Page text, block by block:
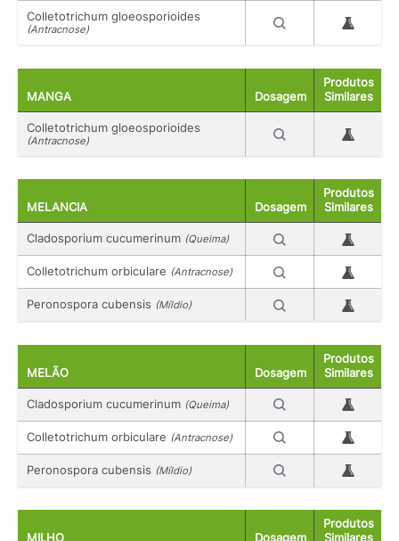
Colletotrichum gloeosporioides
(Antracnose)
MANGA Dosagem
Produtos
Similares
Colletotrichum gloeosporioides
(Antracnose)
MELANCIA Dosagem
Produtos
Similares
Cladosporium cucumerinum (Queima)
Colletotrichum orbiculare (Antracnose)
Peronospora cubensis (Míldio)
MELÃO Dosagem
Produtos
Similares
Cladosporium cucumerinum (Queima)
Colletotrichum orbiculare (Antracnose)
Peronospora cubensis (Míldio)
MILHO Dosagem
Produtos
Similares